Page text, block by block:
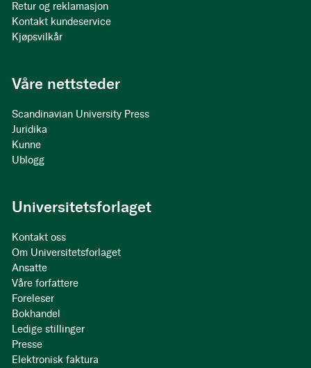
Retur og reklamasjon
Kontakt kundeservice
Kjøpsvilkår
Våre nettsteder
Scandinavian University Press
Juridika
Kunne
Ublogg
Universitetsforlaget
Kontakt oss
Om Universitetsforlaget
Ansatte
Våre forfattere
Foreleser
Bokhandel
Ledige stillinger
Presse
Elektronisk faktura